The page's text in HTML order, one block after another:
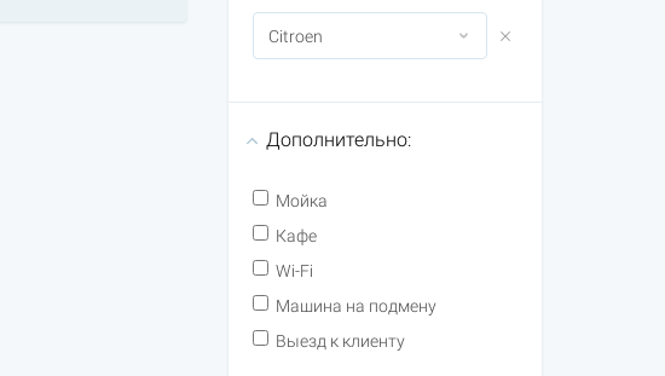
Дополнительно:
Мойка
Кафе
Wi-Fi
Машина на подмену
Выезд к клиенту